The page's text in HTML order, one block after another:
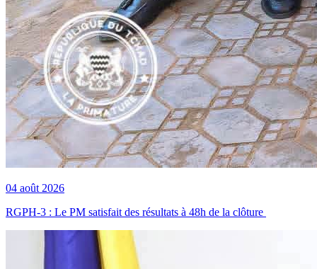
04 août 2026
RGPH-3 : Le PM satisfait des résultats à 48h de la clôture